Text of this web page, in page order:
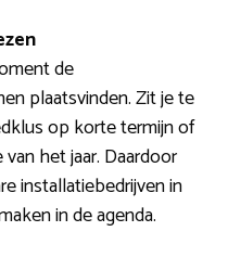
de
plaatsvinden. Zit je te
op korte termijn of
het jaar. Daardoor
installatiebedrijven in
in de agenda.